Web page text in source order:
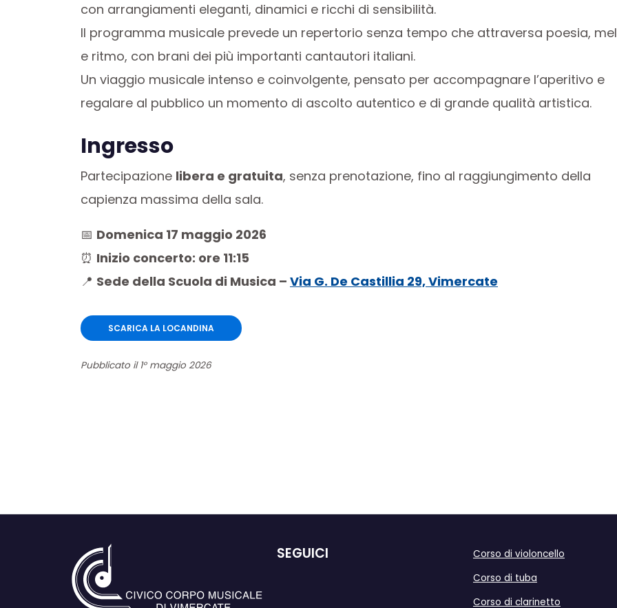
con arrangiamenti eleganti, dinamici e ricchi di sensibilità.
Il programma musicale prevede un repertorio senza tempo che attraversa poesia,
e ritmo, con brani dei più importanti cantautori italiani.
Un viaggio musicale intenso e coinvolgente, pensato per accompagnare l’aperitivo e
regalare al pubblico un momento di ascolto autentico e di grande qualità artistica.
Ingresso
Partecipazione libera e gratuita, senza prenotazione, fino al raggiungimento della
capienza massima della sala.
📅 Domenica 17 maggio 2026
⏰ Inizio concerto: ore 11:15
📍 Sede della Scuola di Musica – Via G. De Castillia 29, Vimercate
SCARICA LA LOCANDINA
Pubblicato il 1° maggio 2026
SEGUICI
Corso di violoncello
Corso di tuba
Corso di clarinetto